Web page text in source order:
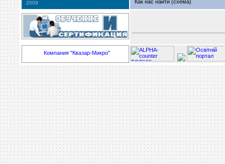
2009 Как нас найти (схема)
Компания "Квазар-Микро"